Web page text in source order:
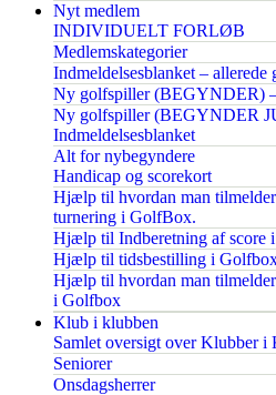
Nyt medlem
INDIVIDUELT FORLØB
Medlemskategorier
Indmeldelsesblanket – allerede
Ny golfspiller (BEGYNDER)
Ny golfspiller (BEGYNDER
Indmeldelsesblanket
Alt for nybegyndere
Handicap og scorekort
Hjælp til hvordan man
turnering i GolfBox.
Hjælp til Indberetning af score
Hjælp til tidsbestilling i
Hjælp til hvordan man
i Golfbox
Klub i klubben
Samlet oversigt over Klubber
Seniorer
Onsdagsherrer